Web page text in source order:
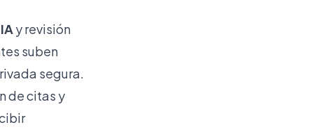
y revisión
suben
segura.
de citas y